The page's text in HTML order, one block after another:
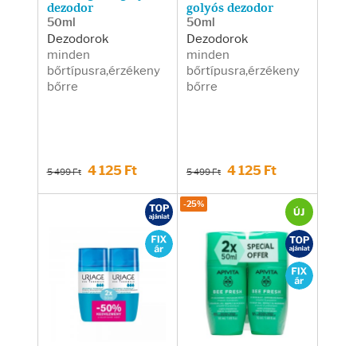
dezodor
50ml
Dezodorok
minden
bőrtípusra,érzékeny
bőrre
5 499 Ft 4 125 Ft
golyós dezodor
50ml
Dezodorok
minden
bőrtípusra,érzékeny
bőrre
5 499 Ft 4 125 Ft
-25%
ÚJ